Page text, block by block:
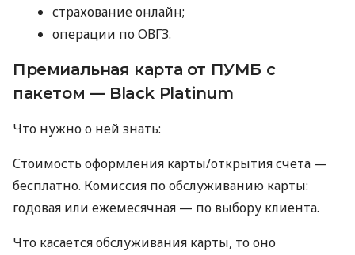
страхование онлайн;
операции по ОВГЗ.
Премиальная карта от ПУМБ с
пакетом — Black Platinum
Что нужно о ней знать:
Стоимость оформления карты/открытия счета —
бесплатно. Комиссия по обслуживанию карты:
годовая или ежемесячная — по выбору клиента.
Что касается обслуживания карты, то оно